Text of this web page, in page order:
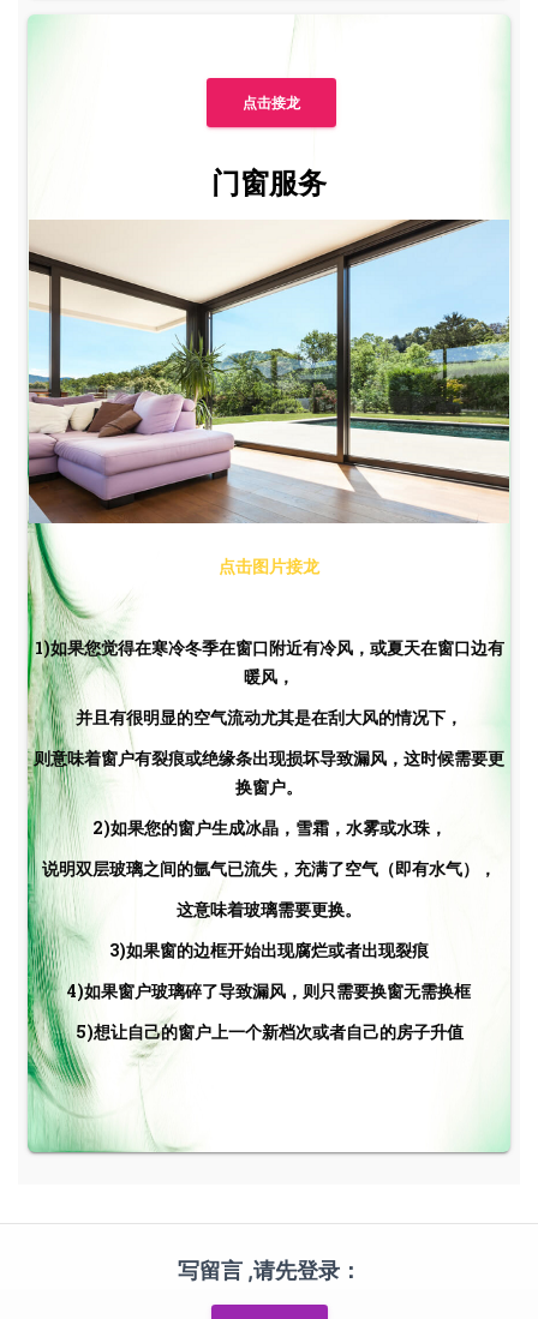
点击接龙
门窗服务
点击图片接龙
1)如果您觉得在寒冷冬季在窗口附近有冷风，或夏天在窗口边有
暖风，
并且有很明显的空气流动尤其是在刮大风的情况下，
则意味着窗户有裂痕或绝缘条出现损坏导致漏风，这时候需要更
换窗户。
2)如果您的窗户生成冰晶，雪霜，水雾或水珠，
说明双层玻璃之间的氩气已流失，充满了空气（即有水气），
这意味着玻璃需要更换。
3)如果窗的边框开始出现腐烂或者出现裂痕
4)如果窗户玻璃碎了导致漏风，则只需要换窗无需换框
5)想让自己的窗户上一个新档次或者自己的房子升值
写留言 ,请先登录：